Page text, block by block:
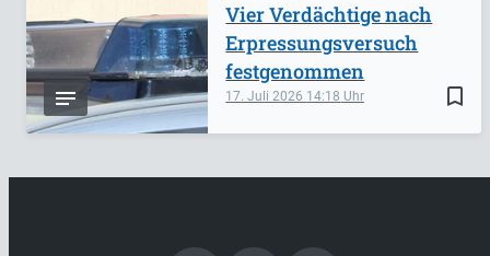
bookmark_border
17. Juli 2026 14:18
Vier Verdächtige nach
Erpressungsversuch
festgenommen